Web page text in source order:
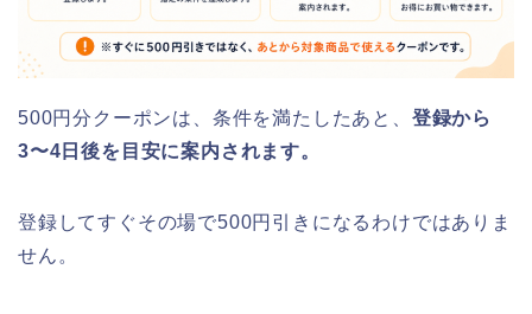
500円分クーポンは、条件を満たしたあと、 登録から
3〜4日後を目安に案内されます。
登録してすぐその場で500円引きになるわけではありま
せん。